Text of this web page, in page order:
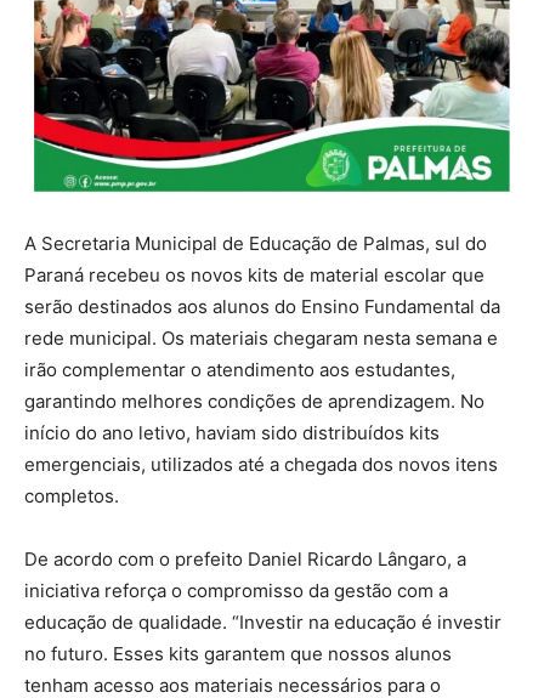
A Secretaria Municipal de Educação de Palmas, sul do
Paraná recebeu os novos kits de material escolar que
serão destinados aos alunos do Ensino Fundamental da
rede municipal. Os materiais chegaram nesta semana e
irão complementar o atendimento aos estudantes,
garantindo melhores condições de aprendizagem. No
início do ano letivo, haviam sido distribuídos kits
emergenciais, utilizados até a chegada dos novos itens
completos.
De acordo com o prefeito Daniel Ricardo Lângaro, a
iniciativa reforça o compromisso da gestão com a
educação de qualidade. “Investir na educação é investir
no futuro. Esses kits garantem que nossos alunos
tenham acesso aos materiais necessários para o